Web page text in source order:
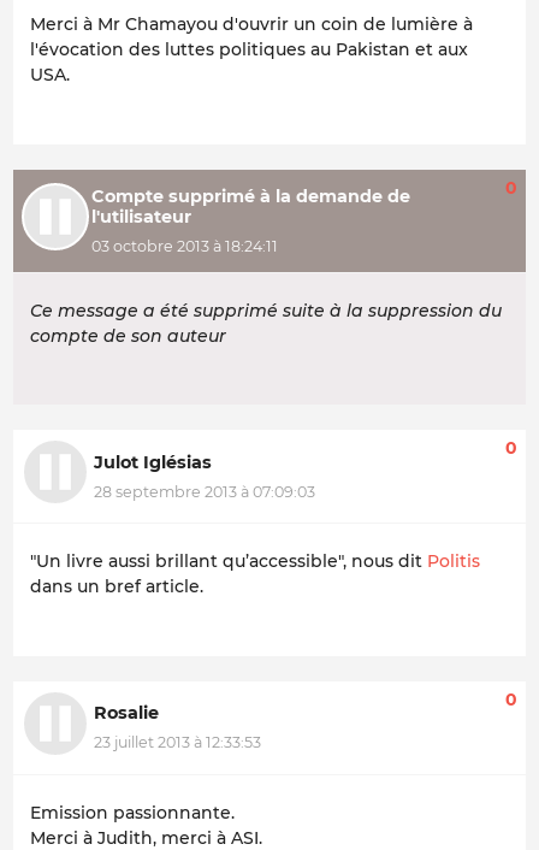
Merci à Mr Chamayou d'ouvrir un coin de lumière à
l'évocation des luttes politiques au Pakistan et aux
USA.
Compte supprimé à la demande de
l'utilisateur
03 octobre 2013 à 18:24:11
0
Ce message a été supprimé suite à la suppression du
compte de son auteur
Julot Iglésias
28 septembre 2013 à 07:09:03
0
"Un livre aussi brillant qu’accessible", nous dit Politis
dans un bref article.
Rosalie
23 juillet 2013 à 12:33:53
0
Emission passionnante.
Merci à Judith, merci à ASI.